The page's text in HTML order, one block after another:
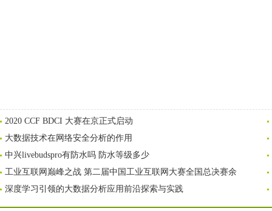
2020 CCF BDCI 大赛在京正式启动
大数据技术在网络安全分析的作用
中兴livebudspro有防水吗 防水等级多少
工业互联网巅峰之战 第二届中国工业互联网大赛全国总决赛余
深度学习引领的大数据分析应用前沿探索与实践